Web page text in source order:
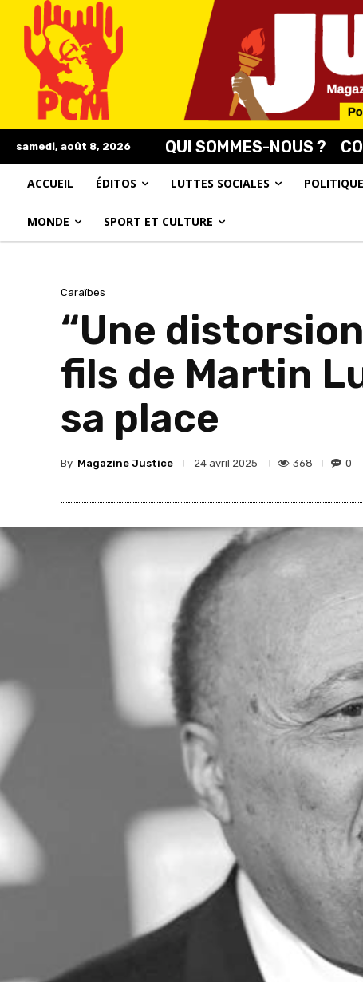
samedi, août 8, 2026 QUI SOMMES-NOUS ?
ACCUEIL ÉDITOS LUTTES SOCIALES POLITIQUE
MONDE SPORT ET CULTURE
Caraïbes
“Une
fils de Martin
sa place
By Magazine Justice 24 avril 2025 368 0